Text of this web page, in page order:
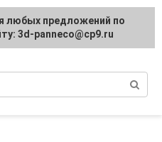
и
любых предложений по
3d-panneco@cp9.ru